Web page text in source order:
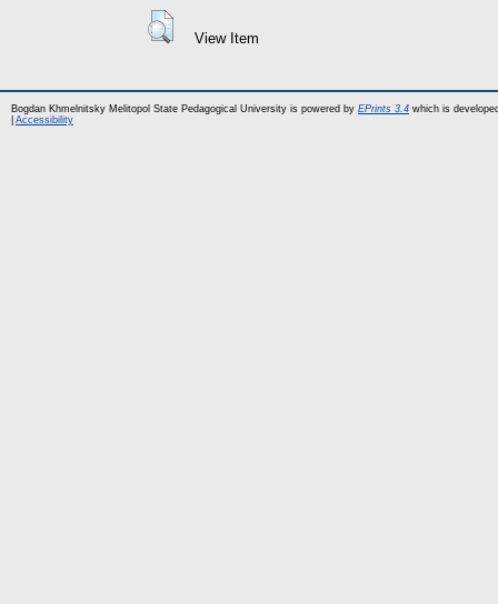
View Item
Bogdan Khmelnitsky Melitopol State Pedagogical University is powered by EPrints 3.4 which is
Accessibility